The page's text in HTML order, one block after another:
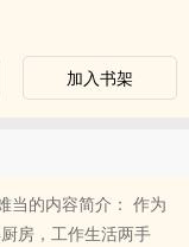
加入书架
当的内容简介： 作为
房，工作生活两手